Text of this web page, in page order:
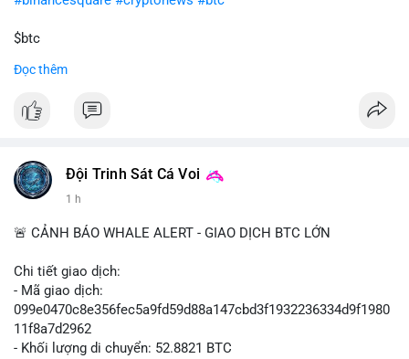
$btc
#vlikevn
📰 Nguồn: Cointelegraph
Đọc thêm
Đội Trinh Sát Cá Voi
1 h
🚨 CẢNH BÁO WHALE ALERT - GIAO DỊCH BTC LỚN
Chi tiết giao dịch:
- Mã giao dịch:
099e0470c8e356fec5a9fd59d88a147cbd3f1932236334d9f1980
11f8a7d2962
- Khối lượng di chuyển: 52.8821 BTC